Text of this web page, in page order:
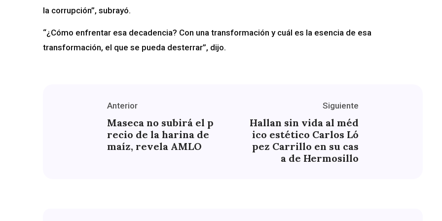
la corrupción”, subrayó.
“¿Cómo enfrentar esa decadencia? Con una transformación y cuál es la esencia de esa
transformación, el que se pueda desterrar”, dijo.
Anterior
Maseca no subirá el p
recio de la harina de
maíz, revela AMLO
Siguiente
Hallan sin vida al méd
ico estético Carlos Ló
pez Carrillo en su cas
a de Hermosillo